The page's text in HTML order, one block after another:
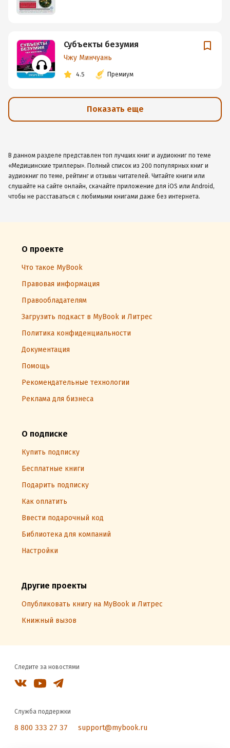
Субъекты безумия
Чжу Минчуань
4.5 Премиум
Показать еще
В данном разделе представлен топ лучших книг и аудиокниг по теме
«Медицинские триллеры». Полный список из 200 популярных книг и
аудиокниг по теме, рейтинг и отзывы читателей. Читайте книги или
слушайте на сайте онлайн, скачайте приложение для iOS или Android,
чтобы не расставаться с любимыми книгами даже без интернета.
О проекте
Что такое MyBook
Правовая информация
Правообладателям
Загрузить подкаст в MyBook и Литрес
Политика конфиденциальности
Документация
Помощь
Рекомендательные технологии
Реклама для бизнеса
О подписке
Купить подписку
Бесплатные книги
Подарить подписку
Как оплатить
Ввести подарочный код
Библиотека для компаний
Настройки
Другие проекты
Опубликовать книгу на MyBook и Литрес
Книжный вызов
Следите за новостями
Служба поддержки
8 800 333 27 37 support@mybook.ru